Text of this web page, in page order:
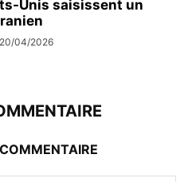
Unis saisissent un
20/04/2026